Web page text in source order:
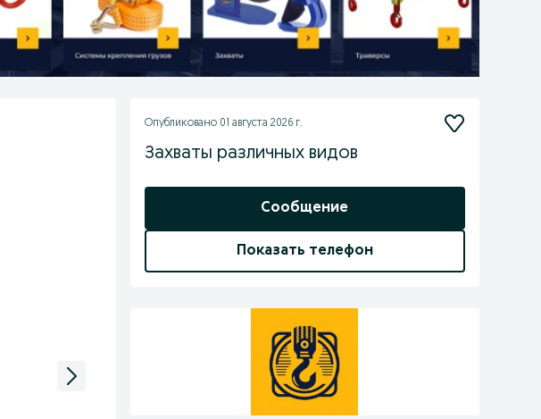
Опубликовано 01 августа 2026 г.
Захваты различных видов
Сообщение
Показать телефон